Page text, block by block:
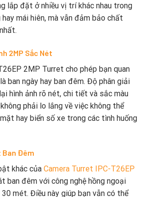
lắp đặt ở nhiều vị trí khác nhau trong
mái hiên, mà vẫn đảm bảo chất
2MP Sắc Nét
2MP Turret cho phép bạn quan
ban ngày hay ban đêm. Độ phân giải
hình ảnh rõ nét, chi tiết và sắc màu
phải lo lắng về việc không thể
hay biển số xe trong các tình huống
Ban Đêm
khác của Camera Turret IPC-T26EP
ban đêm với công nghệ hồng ngoại
mét. Điều này giúp bạn vẫn có thể